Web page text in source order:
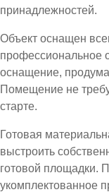
принадлежностей.
Объект оснащен
профессиональное
оснащение,
Помещение не
старте.
Готовая
выстроить
готовой площадки.
укомплектованное